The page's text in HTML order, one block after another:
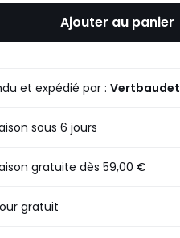
Ajouter au panier
et expédié par :Vertbaudet
sous 6 jours
gratuite dès 59,00 €
gratuit